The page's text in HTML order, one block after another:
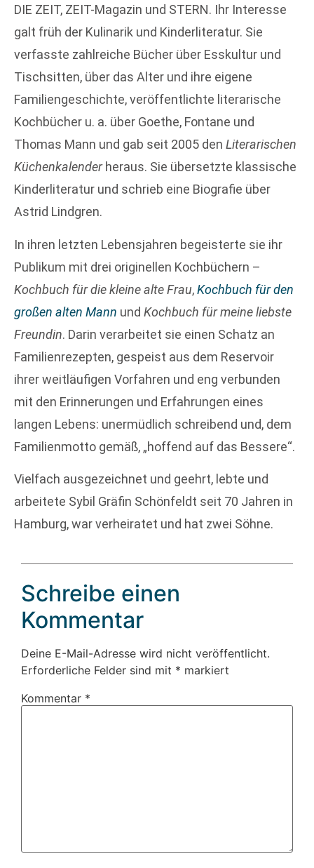
DIE ZEIT, ZEIT-Magazin und STERN. Ihr Interesse
galt früh der Kulinarik und Kinderliteratur. Sie
verfasste zahlreiche Bücher über Esskultur und
Tischsitten, über das Alter und ihre eigene
Familiengeschichte, veröffentlichte literarische
Kochbücher u. a. über Goethe, Fontane und
Thomas Mann und gab seit 2005 den Literarischen
Küchenkalenderheraus. Sie übersetzte klassische
Kinderliteratur und schrieb eine Biografie über
Astrid Lindgren.
In ihren letzten Lebensjahren begeisterte sie ihr
Publikum mit drei originellen Kochbüchern –
Kochbuch für die kleine alte Frau,Kochbuch für den
großen alten Mann und Kochbuch für meine liebste
Freundin. Darin verarbeitet sie einen Schatz an
Familienrezepten, gespeist aus dem Reservoir
ihrer weitläufigen Vorfahren und eng verbunden
mit den Erinnerungen und Erfahrungen eines
langen Lebens: unermüdlich schreibend und, dem
Familienmotto gemäß, „hoffend auf das Bessere“.
Vielfach ausgezeichnet und geehrt, lebte und
arbeitete Sybil Gräfin Schönfeldt seit 70 Jahren in
Hamburg, war verheiratet und hat zwei Söhne.
Schreibe einen
Kommentar
Deine E-Mail-Adresse wird nicht veröffentlicht.
Erforderliche Felder sind mit * markiert
Kommentar *